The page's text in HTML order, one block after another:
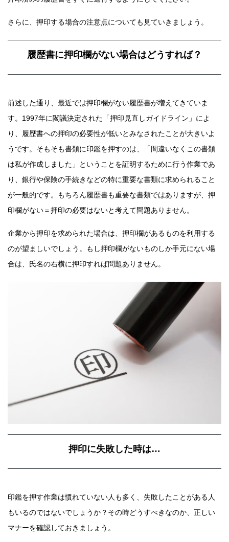
さらに、押印する場合の注意点についても見ていきましょう。
履歴書に押印欄がない場合はどうすれば？
前述した通り、最近では押印欄がない履歴書が増えてきていま
す。1997年に閣議決定された「押印見直しガイドライン」によ
り、履歴書への押印の必要性が低いとみなされたことが大きいよ
うです。そもそも書類に印鑑を押すのは、「間違いなくこの書類
は私が作成しました」ということを証明するために行う作業であ
り、銀行や保険の手続きなどの特に重要な書類に求められること
が一般的です。もちろん履歴書も重要な書類ではありますが、押
印欄がない＝押印の必要はないと考えて問題ありません。
企業から押印を求められた場合は、押印欄があるものを利用する
のが望ましいでしょう。もし押印欄がないものしか手元にない場
合は、氏名の右横に押印すれば問題ありません。
押印に失敗した時は…
印鑑を押す作業は慣れていない人も多く、失敗したことがある人
もいるのではないでしょうか？その時どうすべきなのか、正しい
マナーを確認しておきましょう。